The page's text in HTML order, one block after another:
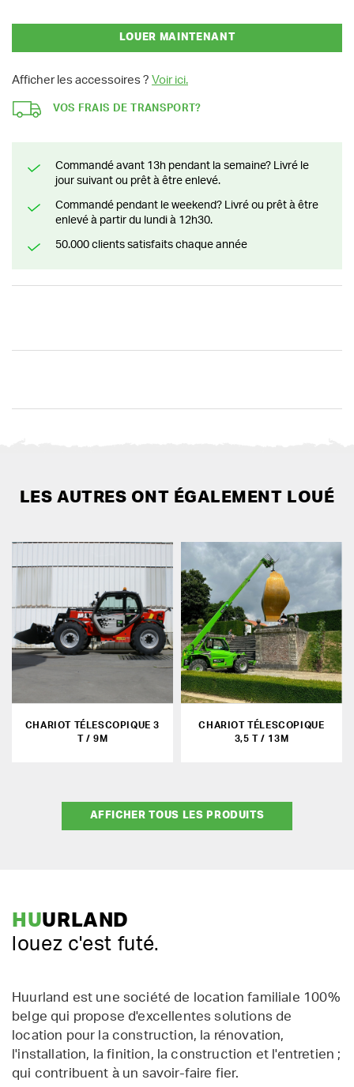
LOUER MAINTENANT
Afficher les accessoires ? Voir ici.
VOS FRAIS DE TRANSPORT?
Commandé avant 13h pendant la semaine? Livré le
jour suivant ou prêt à être enlevé.
Commandé pendant le weekend? Livré ou prêt à être
enlevé à partir du lundi à 12h30.
50.000 clients satisfaits chaque année
LES AUTRES ONT ÉGALEMENT LOUÉ
CHARIOT TÉLESCOPIQUE 3
T / 9M
CHARIOT TÉLESCOPIQUE
3,5 T / 13M
AFFICHER TOUS LES PRODUITS
HUURLAND
louez c'est futé.
Huurland est une société de location familiale 100%
belge qui propose d'excellentes solutions de
location pour la construction, la rénovation,
l'installation, la finition, la construction et l'entretien ;
qui contribuent à un savoir-faire fier.